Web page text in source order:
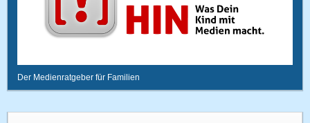
Der Medienratgeber für Familien